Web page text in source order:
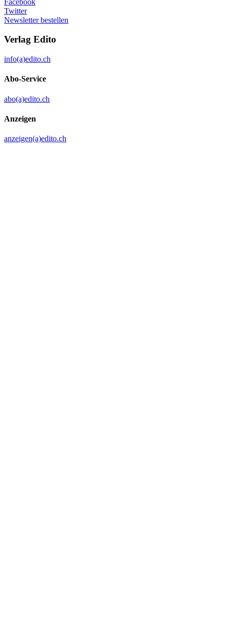
Twitter
Newsletter bestellen
Verlag Edito
info(a)edito.ch
Abo-Service
abo(a)edito.ch
Anzeigen
anzeigen(a)edito.ch